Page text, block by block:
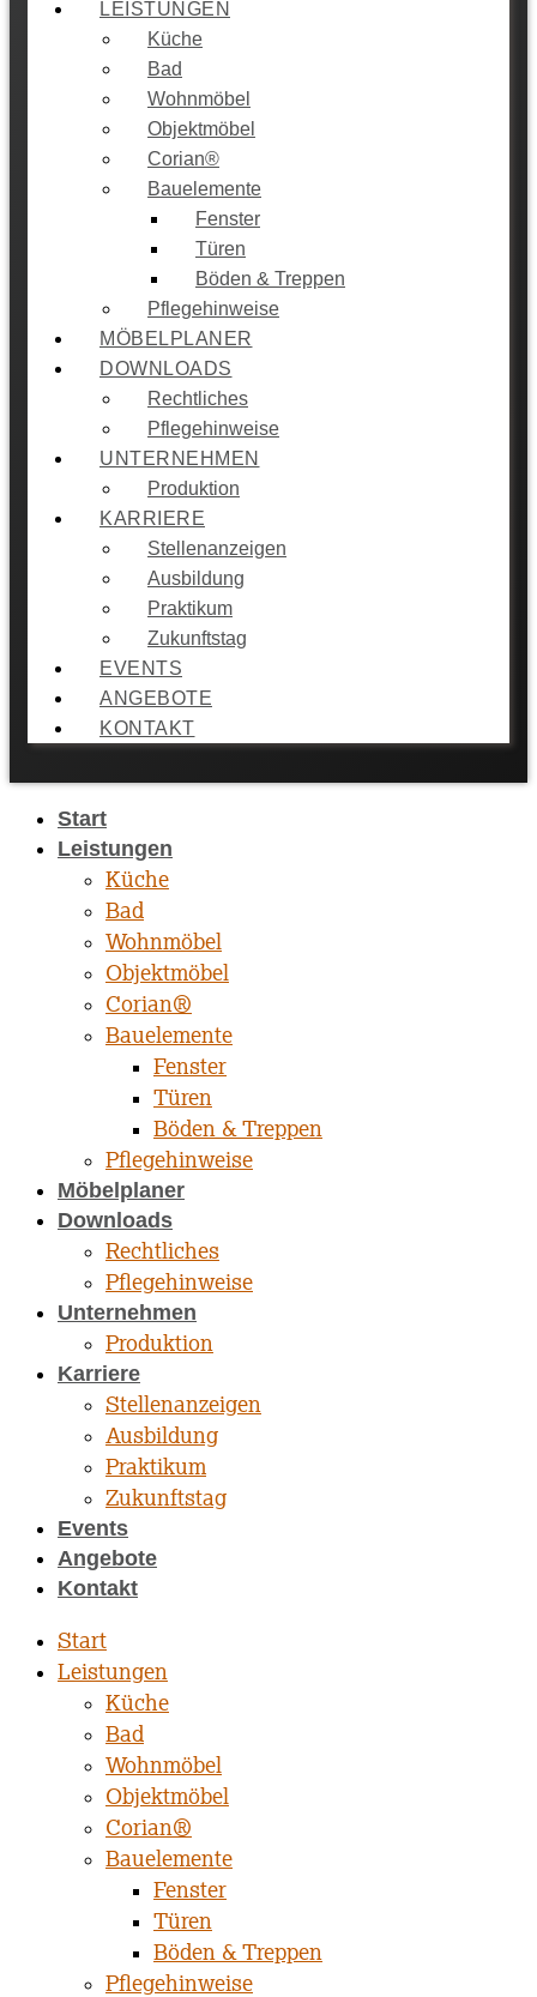
LEISTUNGEN
Küche
Bad
Wohnmöbel
Objektmöbel
Corian®
Bauelemente
Fenster
Türen
Böden & Treppen
Pflegehinweise
MÖBELPLANER
DOWNLOADS
Rechtliches
Pflegehinweise
UNTERNEHMEN
Produktion
KARRIERE
Stellenanzeigen
Ausbildung
Praktikum
Zukunftstag
EVENTS
ANGEBOTE
KONTAKT
Start
Leistungen
Küche
Bad
Wohnmöbel
Objektmöbel
Corian®
Bauelemente
Fenster
Türen
Böden & Treppen
Pflegehinweise
Möbelplaner
Downloads
Rechtliches
Pflegehinweise
Unternehmen
Produktion
Karriere
Stellenanzeigen
Ausbildung
Praktikum
Zukunftstag
Events
Angebote
Kontakt
Start
Leistungen
Küche
Bad
Wohnmöbel
Objektmöbel
Corian®
Bauelemente
Fenster
Türen
Böden & Treppen
Pflegehinweise